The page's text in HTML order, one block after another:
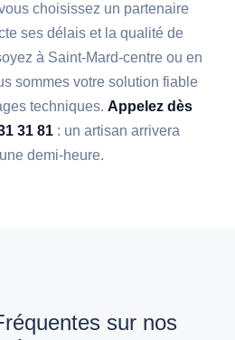
choisissez un partenaire
ses délais et la qualité de
à Saint-Mard-centre ou en
sommes votre solution fiable
techniques.Appelez dès
31 81 : un artisan arrivera
demi-heure.
sur nos